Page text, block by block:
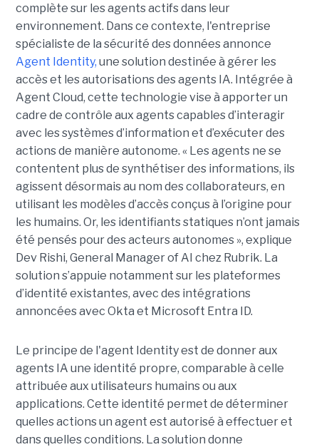
complète sur les agents actifs dans leur
environnement. Dans ce contexte, l'entreprise
spécialiste de la sécurité des données annonce
Agent Identity, une solution destinée à gérer les
accès et les autorisations des agents IA. Intégrée à
Agent Cloud, cette technologie vise à apporter un
cadre de contrôle aux agents capables d’interagir
avec les systèmes d’information et d’exécuter des
actions de manière autonome. « Les agents ne se
contentent plus de synthétiser des informations, ils
agissent désormais au nom des collaborateurs, en
utilisant les modèles d’accès conçus à l’origine pour
les humains. Or, les identifiants statiques n’ont jamais
été pensés pour des acteurs autonomes », explique
Dev Rishi, General Manager of AI chez Rubrik. La
solution s’appuie notamment sur les plateformes
d’identité existantes, avec des intégrations
annoncées avec Okta et Microsoft Entra ID.
Le principe de l'agent Identity est de donner aux
agents IA une identité propre, comparable à celle
attribuée aux utilisateurs humains ou aux
applications. Cette identité permet de déterminer
quelles actions un agent est autorisé à effectuer et
dans quelles conditions. La solution donne